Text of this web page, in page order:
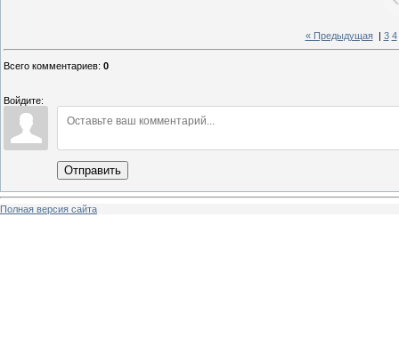
« Предыдущая| 3 4
Всего комментариев: 0
Войдите:
Отправить
Полная версия сайта